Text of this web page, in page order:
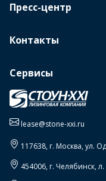
Пресс-центр
Контакты
Сервисы
lease@stone-xxi.ru
117638, г. Москва,ул.
454006, г. Челябинск,л.